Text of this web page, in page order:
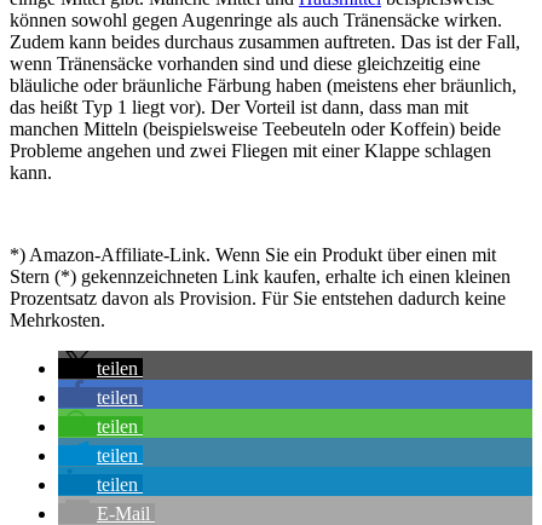
können sowohl gegen Augenringe als auch Tränensäcke wirken.
Zudem kann beides durchaus zusammen auftreten. Das ist der Fall,
wenn Tränensäcke vorhanden sind und diese gleichzeitig eine
bläuliche oder bräunliche Färbung haben (meistens eher bräunlich,
das heißt Typ 1 liegt vor). Der Vorteil ist dann, dass man mit
manchen Mitteln (beispielsweise Teebeuteln oder Koffein) beide
Probleme angehen und zwei Fliegen mit einer Klappe schlagen
kann.
*) Amazon-Affiliate-Link. Wenn Sie ein Produkt über einen mit
Stern (*) gekennzeichneten Link kaufen, erhalte ich einen kleinen
Prozentsatz davon als Provision. Für Sie entstehen dadurch keine
Mehrkosten.
teilen
teilen
teilen
teilen
teilen
E-Mail